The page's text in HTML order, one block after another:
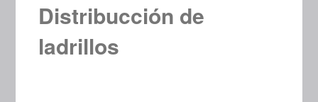
Distribucción de
ladrillos